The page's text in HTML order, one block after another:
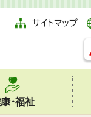
サイトマップ
・福祉